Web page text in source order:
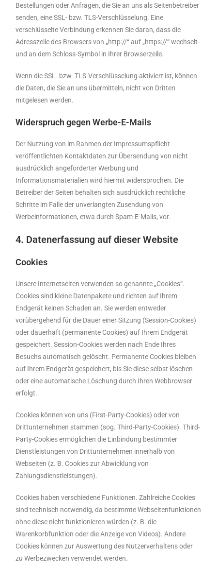
Bestellungen oder Anfragen, die Sie an uns als Seitenbetreiber
senden, eine SSL- bzw. TLS-Verschlüsselung. Eine
verschlüsselte Verbindung erkennen Sie daran, dass die
Adresszeile des Browsers von „http://“ auf „https://“ wechselt
und an dem Schloss-Symbol in Ihrer Browserzeile.
Wenn die SSL- bzw. TLS-Verschlüsselung aktiviert ist, können
die Daten, die Sie an uns übermitteln, nicht von Dritten
mitgelesen werden.
Widerspruch gegen Werbe-E-Mails
Der Nutzung von im Rahmen der Impressumspflicht
veröffentlichten Kontaktdaten zur Übersendung von nicht
ausdrücklich angeforderter Werbung und
Informationsmaterialien wird hiermit widersprochen. Die
Betreiber der Seiten behalten sich ausdrücklich rechtliche
Schritte im Falle der unverlangten Zusendung von
Werbeinformationen, etwa durch Spam-E-Mails, vor.
4. Datenerfassung auf dieser Website
Cookies
Unsere Internetseiten verwenden so genannte „Cookies“.
Cookies sind kleine Datenpakete und richten auf Ihrem
Endgerät keinen Schaden an. Sie werden entweder
vorübergehend für die Dauer einer Sitzung (Session-Cookies)
oder dauerhaft (permanente Cookies) auf Ihrem Endgerät
gespeichert. Session-Cookies werden nach Ende Ihres
Besuchs automatisch gelöscht. Permanente Cookies bleiben
auf Ihrem Endgerät gespeichert, bis Sie diese selbst löschen
oder eine automatische Löschung durch Ihren Webbrowser
erfolgt.
Cookies können von uns (First-Party-Cookies) oder von
Drittunternehmen stammen (sog. Third-Party-Cookies). Third-
Party-Cookies ermöglichen die Einbindung bestimmter
Dienstleistungen von Drittunternehmen innerhalb von
Webseiten (z. B. Cookies zur Abwicklung von
Zahlungsdienstleistungen).
Cookies haben verschiedene Funktionen. Zahlreiche Cookies
sind technisch notwendig, da bestimmte Webseitenfunktionen
ohne diese nicht funktionieren würden (z. B. die
Warenkorbfunktion oder die Anzeige von Videos). Andere
Cookies können zur Auswertung des Nutzerverhaltens oder
zu Werbezwecken verwendet werden.